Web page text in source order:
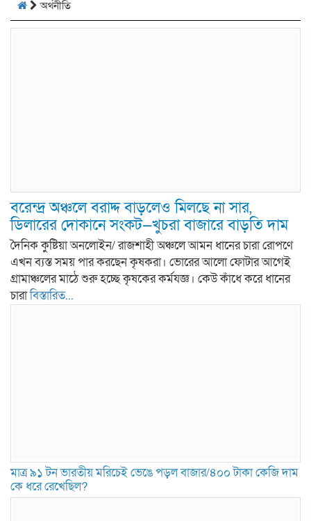
অর্থনীতি
বরেন্দ্র অঞ্চলে বরাদ্দ বাড়লেও মিলছে না সার,
ডিলারের দোকানে সংকট—খুচরা বাজারে বাড়তি দাম
দৈনিক কুষ্টিয়া অনলােইন/ রাজশাহী অঞ্চলে আমন ধানের চারা রোপণে
এখন ব্যস্ত সময় পার করছেন কৃষকরা। ভোরের আলো ফোটার আগেই
গ্রামাঞ্চলের মাঠে শুরু হচ্ছে কৃষকের কর্মযজ্ঞ। কেউ কাঁধে করে ধানের
চারাবিস্তারিত...
মাত্র ৯১ টন ভারতীয় মরিচেই ভেঙে পড়ল বাজার/৪০০ টাকা কেজি দাম
কে ধরে রেখেছিল?